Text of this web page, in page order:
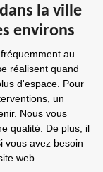
la ville
environs
au
réalisent quand
d'espace. Pour
un
Nous vous
qualité. De plus, il
vous avez besoin
web.